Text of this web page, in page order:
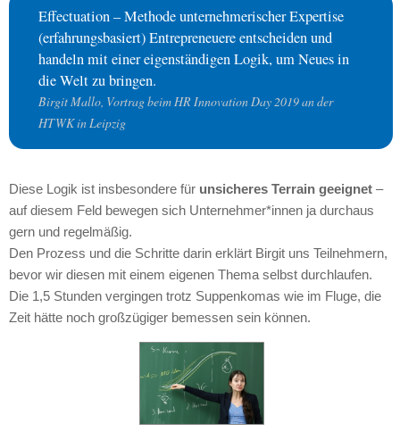
Effectuation – Methode unternehmerischer Expertise
(erfahrungsbasiert) Entrepreneuere entscheiden und
handeln mit einer eigenständigen Logik, um Neues in
die Welt zu bringen.
Birgit Mallo, Vortrag beim HR Innovation Day 2019 an der
HTWK in Leipzig
Diese Logik ist insbesondere für unsicheres Terrain geeignet–
auf diesem Feld bewegen sich Unternehmer*innen ja durchaus
gern und regelmäßig.
Den Prozess und die Schritte darin erklärt Birgit uns Teilnehmern,
bevor wir diesen mit einem eigenen Thema selbst durchlaufen.
Die 1,5 Stunden vergingen trotz Suppenkomas wie im Fluge, die
Zeit hätte noch großzügiger bemessen sein können.